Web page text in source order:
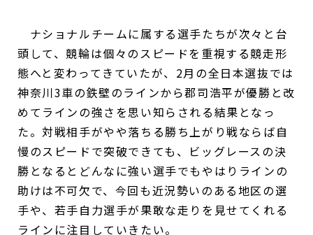
ナショナルチームに属する選手たちが次々と台
頭して、競輪は個々のスピードを重視する競走形
態へと変わってきていたが、2月の全日本選抜では
神奈川3車の鉄壁のラインから郡司浩平が優勝と改
めてラインの強さを思い知らされる結果となっ
た。対戦相手がやや落ちる勝ち上がり戦ならば自
慢のスピードで突破できても、ビッグレースの決
勝となるとどんなに強い選手でもやはりラインの
助けは不可欠で、今回も近況勢いのある地区の選
手や、若手自力選手が果敢な走りを見せてくれる
ラインに注目していきたい。